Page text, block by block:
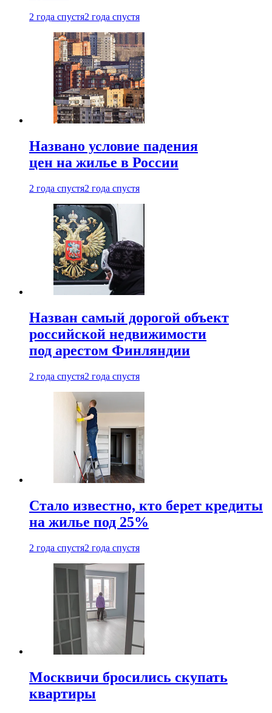
2 года спустя2 года спустя
Названо условие падения
цен на жилье в России
2 года спустя2 года спустя
Назван самый дорогой объект
российской недвижимости
под арестом Финляндии
2 года спустя2 года спустя
Стало известно, кто берет кредиты
на жилье под 25%
2 года спустя2 года спустя
Москвичи бросились скупать
квартиры